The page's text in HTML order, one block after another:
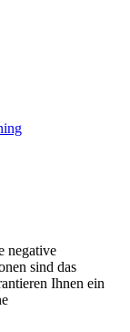
negative
sind das
Ihnen ein